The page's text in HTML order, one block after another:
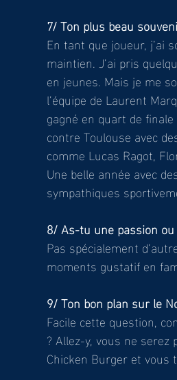
7/ Ton plus beau
En tant que joueur, j’ai
maintien. J’ai pris
en jeunes. Mais je me
l’équipe de Laurent
gagné en quart de
contre Toulouse avec
comme Lucas Ragot,
Une belle année avec
sympathiques
8/ As-tu une passion
Pas spécialement
moments gustatif en
9/ Ton bon plan sur le
Facile cette question,
? Allez-y, vous ne
Chicken Burger et